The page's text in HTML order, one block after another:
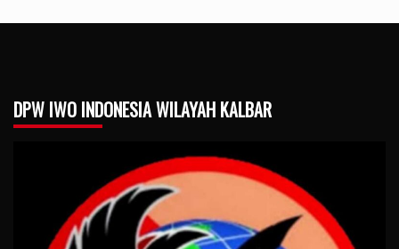
DPW IWO INDONESIA WILAYAH KALBAR